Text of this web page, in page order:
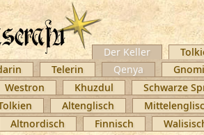
Der Keller
Telerin Qenya
Westron Khuzdul
Schwarze
Altenglisch
Altnordisch Finnisch